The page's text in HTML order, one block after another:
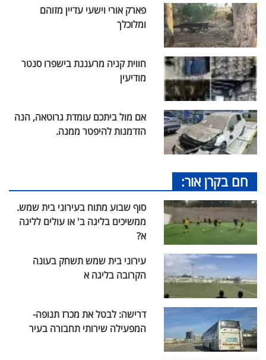
פארק אורי וישעי עדיין מזוהם
ומלוכלך
חווית קניה מרעננת בישפרו סנטר
מודיעין
אם מול ביתכם עומדת גרוטאה, הנה
הזדמנות להיפטר ממנה.
חם בקרן אור:
סוף שבוע מתוח בעירוני בית שמש.
ממשיכים בליגה ב' או עולים לליגה
א?
עירוני בית שמש תשחק בעונה
הקרובה בליגה א
דרישה: לבטל את מכרז תנופה-
המפעילה שירותי תחבורה בעיר